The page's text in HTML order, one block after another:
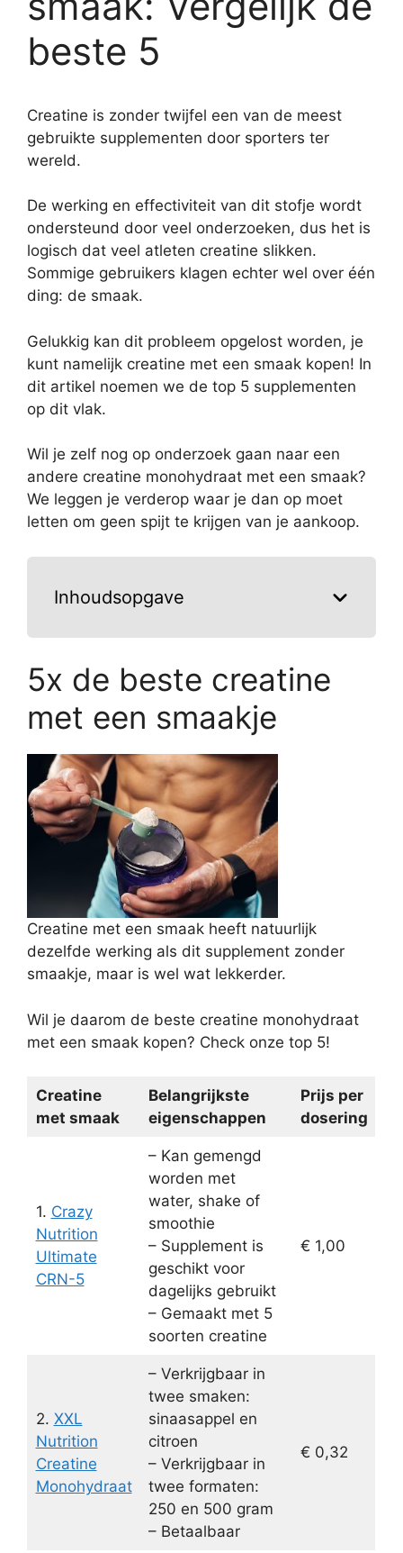
beste 5
Creatine is zonder twijfel een van de meest
gebruikte supplementen door sporters ter
wereld.
De werking en effectiviteit van dit stofje wordt
ondersteund door veel onderzoeken, dus het is
logisch dat veel atleten creatine slikken.
Sommige gebruikers klagen echter wel over één
ding: de smaak.
Gelukkig kan dit probleem opgelost worden, je
kunt namelijk creatine met een smaak kopen! In
dit artikel noemen we de top 5 supplementen
op dit vlak.
Wil je zelf nog op onderzoek gaan naar een
andere creatine monohydraat met een smaak?
We leggen je verderop waar je dan op moet
letten om geen spijt te krijgen van je aankoop.
Inhoudsopgave
5x de beste creatine
met een smaakje
Creatine met een smaak heeft natuurlijk
dezelfde werking als dit supplement zonder
smaakje, maar is wel wat lekkerder.
Wil je daarom de beste creatine monohydraat
met een smaak kopen? Check onze top 5!
Creatine
met smaak
Belangrijkste
eigenschappen
Prijs per
dosering
1. Crazy
Nutrition
Ultimate
CRN-5
– Kan gemengd
worden met
water, shake of
smoothie
– Supplement is
geschikt voor
dagelijks gebruikt
– Gemaakt met 5
soorten creatine
€ 1,00
2. XXL
Nutrition
Creatine
Monohydraat
– Verkrijgbaar in
twee smaken:
sinaasappel en
citroen
– Verkrijgbaar in
twee formaten:
250 en 500 gram
– Betaalbaar
€ 0,32